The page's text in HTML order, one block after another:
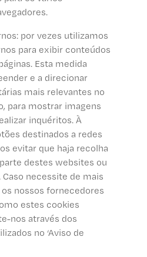
por vezes utilizamos
para exibir conteúdos
Esta medida
e a direcionar
mais relevantes no
para mostrar imagens
inquéritos. À
destinados a redes
evitar que haja recolha
destes websites ou
necessite de mais
nossos fornecedores
estes cookies
nos através dos
no ‘Aviso de